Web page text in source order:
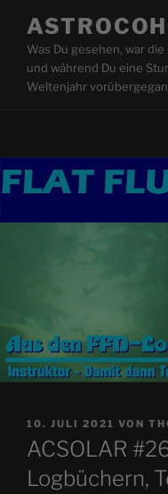
Inhalt
springenWas Du gesehen, war
und während Du eine
Weltenjahr
VERÖFFENTLICHT
AM
10. JULI 2021 VON
ACSOLAR
Logbüchern,